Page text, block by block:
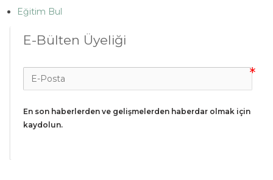
Eğitim Bul
E-Bülten Üyeliği
En son haberlerden ve gelişmelerden haberdar olmak için
kaydolun.